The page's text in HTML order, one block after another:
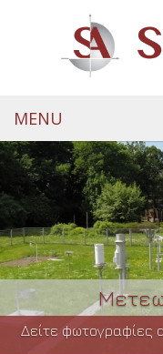
MENU
Δείτε φωτογραφίες